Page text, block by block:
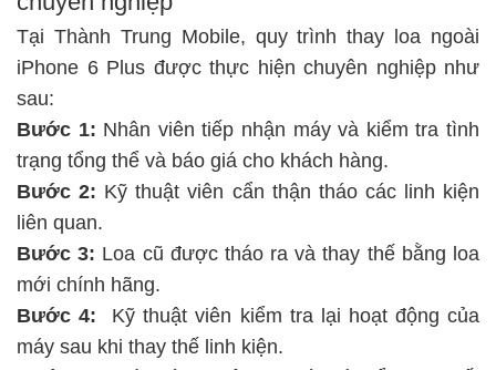
Tại Thành Trung Mobile, quy trình thay loa ngoài
iPhone 6 Plus được thực hiện chuyên nghiệp như
sau:
Bước 1: Nhân viên tiếp nhận máy và kiểm tra tình
trạng tổng thể và báo giá cho khách hàng.
Bước 2: Kỹ thuật viên cẩn thận tháo các linh kiện
liên quan.
Bước 3: Loa cũ được tháo ra và thay thế bằng loa
mới chính hãng.
Bước 4:
Kỹ thuật viên kiểm tra lại hoạt động của
máy sau khi thay thế linh kiện.